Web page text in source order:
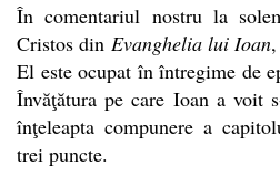
În comentariul nostru la
Cristos din Evanghelia lui Ioan
El este ocupat în întregime de
Învăţătura pe care Ioan a voit
înţeleapta compunere a
trei puncte.